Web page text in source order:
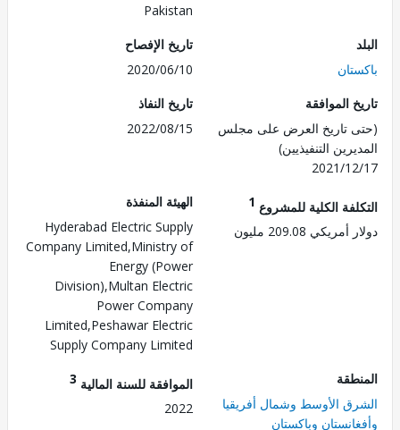
Pakistan
تاريخ الإفصاح
2020/06/10
الموافقة
تاريخ العرض على مجلس
التنفيذيين)
2021/
تاريخ النفاذ
2022/08/15
الكلية للمشروع1
209.08 مليون
الهيئة المنفذة
Hyderabad Electric Supply
Company Limited,Ministry of
Energy (Power
Division),Multan Electric
Power Company
Limited,Peshawar Electric
Supply Company Limited
الأوسط وشمال أفريقيا
وباكستان
الموافقة للسنة المالية3
2022